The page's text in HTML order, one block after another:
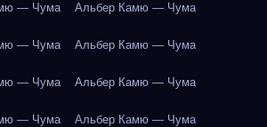
— Чума Альбер Камю — Чума
— Чума Альбер Камю — Чума
— Чума Альбер Камю — Чума
— Чума Альбер Камю — Чума